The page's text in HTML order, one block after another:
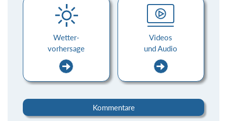
Wetter-
vorhersage
Videos
und Audio
Kommentare